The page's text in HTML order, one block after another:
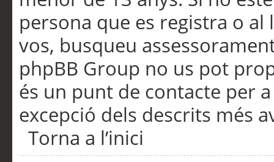
persona que es registra o
vos, busqueu
phpBB Group no us pot
és un punt de contacte per
excepció dels descrits més
Torna a l’inici